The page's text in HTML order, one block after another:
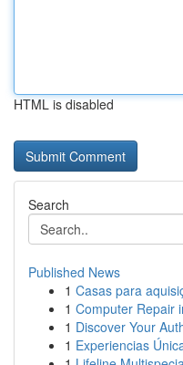
HTML is disabled
Search
Published News
1 Casas para
1 Computer Repair
1 Discover Your
1 Experiencias